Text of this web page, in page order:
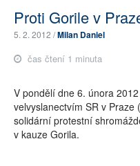
ARCHIV
ROZHOVORY
TÉMATA
NEJČTENĚJŠÍ ZA 7 DNÍ
Proti Gorile v
5. 2. 2012 /Milan Daniel
čas čtení 1 minuta
V pondělí dne 6. února
velvyslanectvím SR v Praze
solidární protestní
v kauze Gorila.